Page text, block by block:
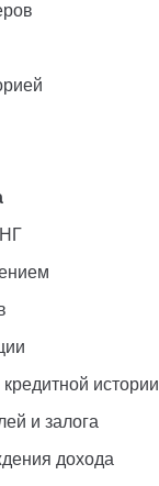
истории
и залога
дохода